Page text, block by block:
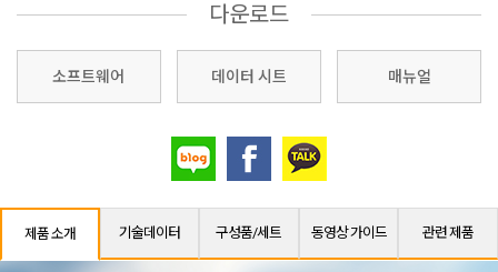
다운로드
소프트웨어 데이터 시트 매뉴얼
제품 소개 기술데이터 구성품/세트 동영상 가이드 관련 제품